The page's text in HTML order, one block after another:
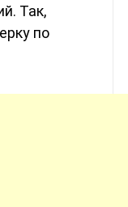
Так,
по